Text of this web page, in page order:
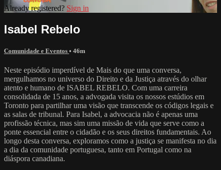
Already registered? Sign in
Isabel Rebelo
Comunidade e Eventos • 46m
Neste episódio imperdível de Mais do que uma conversa,
mergulhamos no universo do Direito e da Justiça através do olhar
atento e humano de ISABEL REBELO. Com uma carreira
consolidada de 15 anos, a advogada visita os nossos estúdios em
Toronto para partilhar uma visão que transcende os códigos legais e
as salas de tribunal. Para Isabel, a advocacia não é apenas uma
profissão técnica, mas sim uma missão de vida que serve como a
ponte essencial entre o cidadão e os seus direitos fundamentais. Ao
longo desta conversa, exploramos como a justiça se manifesta no dia
a dia da comunidade portuguesa, tanto em Portugal como na
diáspora canadiana.